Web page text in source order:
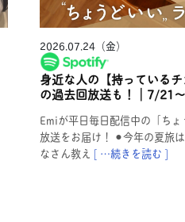
2026.07.24（金）
身近な人の【持っている
の過去回放送も！｜7/21
Emiが平日毎日配信中の「ち
放送をお届け！ ⚫︎今年の夏
なさん教え [ …続きを読む ]